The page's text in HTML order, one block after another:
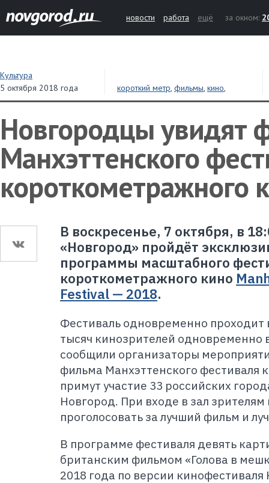
новости работа ещё за окном:
Культура
5 октября 2018 года
короткий метр, фильмы, кино,
фестиваль
Новгородцы увидят
Манхэттенского
короткометражного
В воскресенье, 7 октября, в
«Новгород» пройдёт
программы масштабного
короткометражного кино
Festival — 2018.
Фестиваль одновременно проходит
тысяч кинозрителей
сообщили организаторы
фильма Манхэттенского фестиваля
примут участие 33 российских
Новгород. При входе в зал
проголосовать за лучший фильм и
В программе фестиваля девять
британским фильмом «Голова в
2018 года по версии